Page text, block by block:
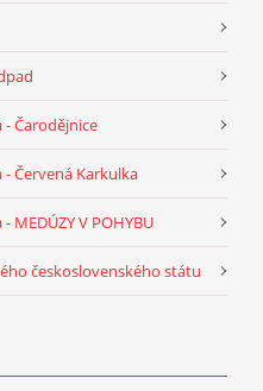
Čarodějnice
Červená Karkulka
MEDÚZY V POHYBU
československého státu